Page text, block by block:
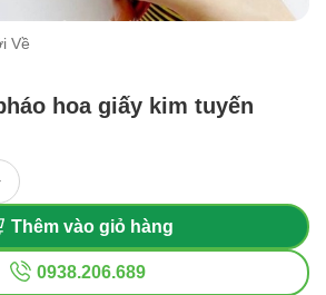
Về
hoa giấy kim tuyến
giấy kim tuyến số lượng
Thêm vào giỏ hàng
0938.206.689